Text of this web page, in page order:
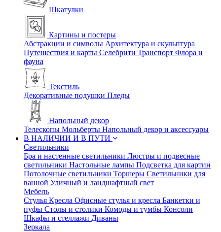
Шкатулки
Картины и постеры
Абстракции и символы Архитектура и скульптура
Путешествия и карты Селебрити Транспорт Флора и
фауна
Текстиль
Декоративные подушки Пледы
Напольный декор
Телескопы Мольберты Напольный декор и аксессуары
В НАЛИЧИИ И В ПУТИ
Светильники
Бра и настенные светильники Люстры и подвесные
светильники Настольные лампы Подсветка для картин
Потолочные светильники Торшеры Светильники для
ванной Уличный и ландшафтный свет
Мебель
Стулья Кресла Офисные стулья и кресла Банкетки и
пуфы Столы и столики Комоды и тумбы Консоли
Шкафы и стеллажи Диваны
Зеркала